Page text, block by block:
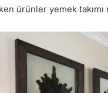
ürünler yemek